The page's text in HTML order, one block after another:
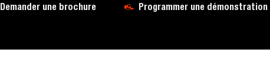
Demander une brochure Programmer une démonstration